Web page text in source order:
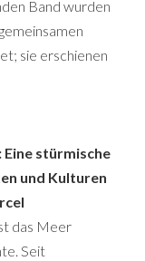
Band wurden
sie erschienen
stürmische
und Kulturen
das Meer
Seit